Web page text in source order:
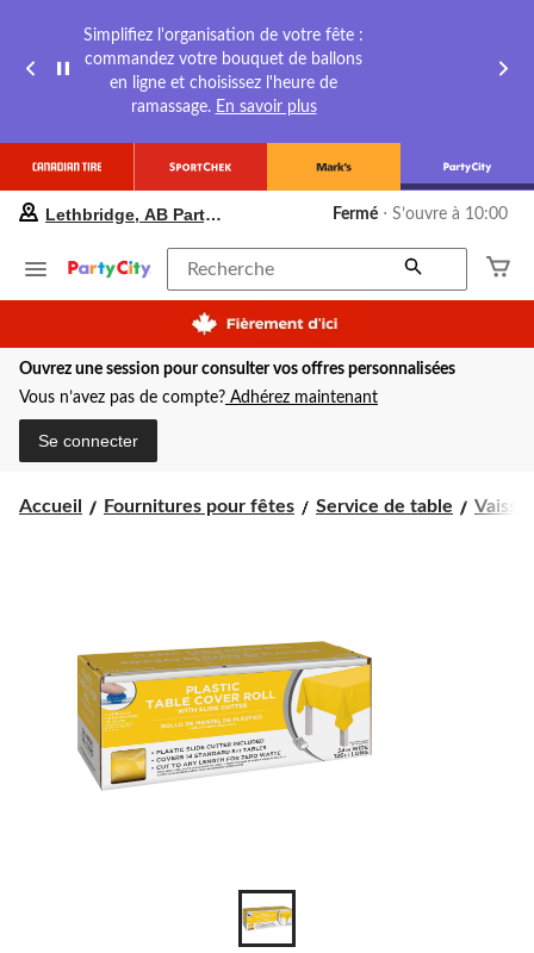
Simplifiez l'organisation de votre fête :
commandez votre bouquet de ballons
en ligne et choisissez l'heure de
ramassage. En savoir plus
préféré
Lethbridge,
Party
City,
courament
Fermé,
pour
Lethbridge, AB Party City Fermé ⋅ S’ouvre à 10:00
Recherche
Ouvrez une session pour consulter vos offres personnalisées
Vous n’avez pas de compte? Adhérez maintenant
Se connecter
Accueil Fournitures pour fêtes Service de table